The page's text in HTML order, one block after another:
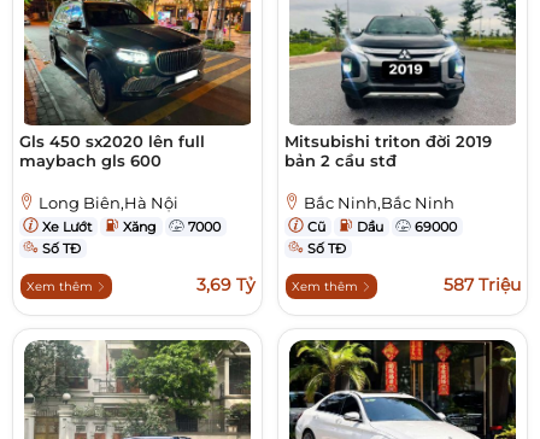
Gls 450 sx2020 lên full
maybach gls 600
Long Biên,Hà Nội
Xe Lướt Xăng
7000
Số TĐ
Xem thêm 3,69 Tỷ
Mitsubishi triton đời 2019
bản 2 cầu stđ
Bắc Ninh,Bắc Ninh
Cũ Dầu
69000
Số TĐ
Xem thêm 587 Triệu